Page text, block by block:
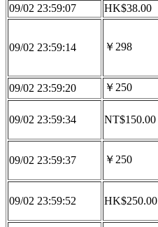
09/02 23:59:07
HK$38.00
09/02 23:59:14 ￥298
09/02 23:59:20 ￥250
09/02 23:59:34 NT$150.00
09/02 23:59:37 ￥250
09/02 23:59:52 HK$250.00